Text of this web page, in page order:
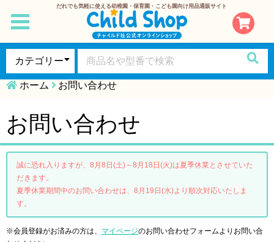
だれでも気軽に使える幼稚園・保育園・こども園向け用品通販サイト
toggle
navigation
ホーム お問い合わせ
お問い合わせ
誠に恐れ入りますが、8月8日(土)～8月18日(火)は夏季休業とさせていた
だきます。
夏季休業期間中のお問い合わせは、8月19日(水)より順次対応いたしま
す。
※会員登録がお済みの方は、 マイページのお問い合わせフォームよりお問い合